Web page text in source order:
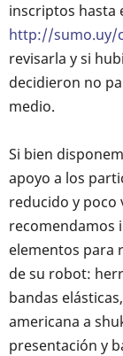
inscriptos hasta
http://sumo.uy/
revisarla y si
decidieron no
medio.
Si bien
apoyo a los
reducido y poco
recomendamos
elementos para
de su robot:
bandas
americana a
presentación y